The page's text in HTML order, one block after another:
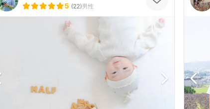
5 (22)男性